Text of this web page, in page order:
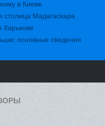
в Киеве
столица Мадагаскара
Харькове
основные сведения